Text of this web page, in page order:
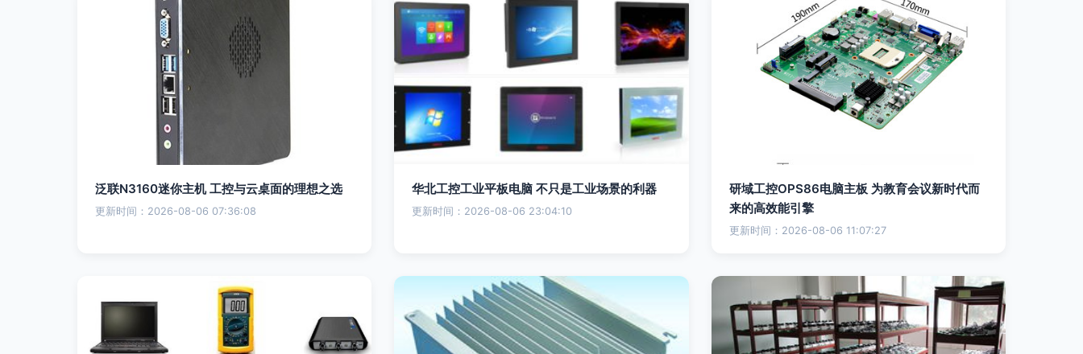
泛联N3160迷你主机 工控与云桌面的理想之选
更新时间：2026-08-06 07:36:08
华北工控工业平板电脑 不只是工业场景的利器
更新时间：2026-08-06 23:04:10
研域工控OPS86电脑主板 为教育会议新时代而
来的高效能引擎
更新时间：2026-08-06 11:07:27